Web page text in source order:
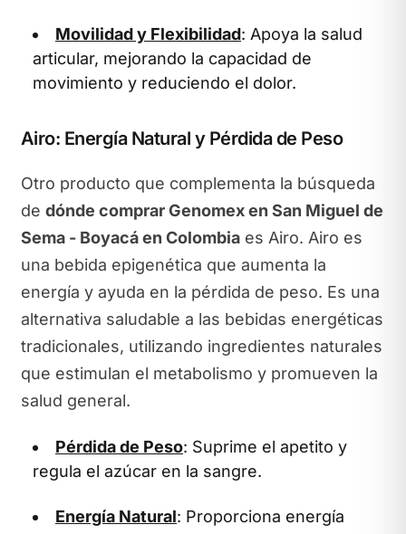
Movilidad y Flexibilidad: Apoya la salud
articular, mejorando la capacidad de
movimiento y reduciendo el dolor.
Airo: Energía Natural y Pérdida de Peso
Otro producto que complementa la búsqueda
de dónde comprar Genomex en San Miguel de
Sema - Boyacá en Colombiaes Airo. Airo es
una bebida epigenética que aumenta la
energía y ayuda en la pérdida de peso. Es una
alternativa saludable a las bebidas energéticas
tradicionales, utilizando ingredientes naturales
que estimulan el metabolismo y promueven la
salud general.
Pérdida de Peso: Suprime el apetito y
regula el azúcar en la sangre.
Energía Natural: Proporciona energía